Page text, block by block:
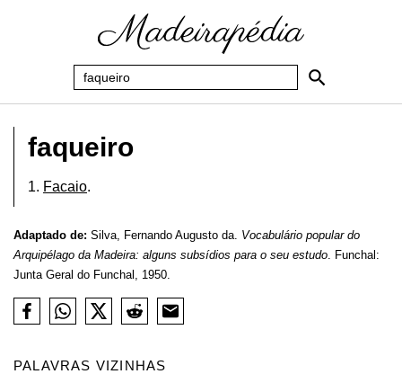
faqueiro
1. Facaio.
Adaptado de: Silva, Fernando Augusto da. Vocabulário popular do
Arquipélago da Madeira: alguns subsídios para o seu estudo. Funchal:
Junta Geral do Funchal, 1950.
PALAVRAS VIZINHAS